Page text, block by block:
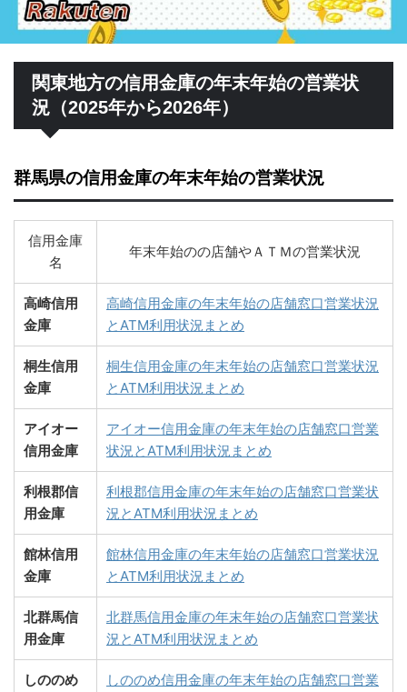
関東地方の信用金庫の年末年始の営業状
況（2025年から2026年）
群馬県の信用金庫の年末年始の営業状況
信用金庫
名
年末年始のの店舗やＡＴＭの営業状況
高崎信用
金庫
高崎信用金庫の年末年始の店舗窓口営業状況
とATM利用状況まとめ
桐生信用
金庫
桐生信用金庫の年末年始の店舗窓口営業状況
とATM利用状況まとめ
アイオー
信用金庫
アイオー信用金庫の年末年始の店舗窓口営業
状況とATM利用状況まとめ
利根郡信
用金庫
利根郡信用金庫の年末年始の店舗窓口営業状
況とATM利用状況まとめ
館林信用
金庫
館林信用金庫の年末年始の店舗窓口営業状況
とATM利用状況まとめ
北群馬信
用金庫
北群馬信用金庫の年末年始の店舗窓口営業状
況とATM利用状況まとめ
しののめ
しののめ信用金庫の年末年始の店舗窓口営業